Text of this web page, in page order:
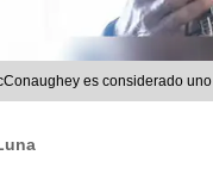
es considerado